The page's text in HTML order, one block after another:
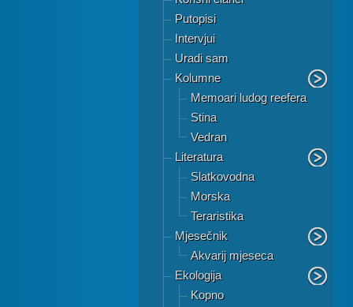
Putopisi
Intervjui
Uradi sam
Kolumne
Memoari ludog reefera
Stina
Vedran
Literatura
Slatkovodna
Morska
Teraristika
Mjesečnik
Akvarij mjeseca
Ekologija
Kopno